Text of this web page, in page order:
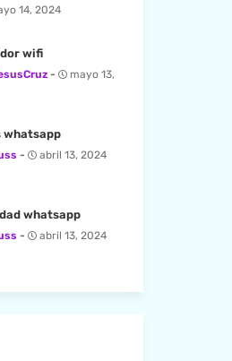
14, 2024
wifi
mayo 13,
whatsapp
abril 13, 2024
whatsapp
abril 13, 2024